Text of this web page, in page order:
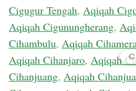
Cigugur Tengah, Aqiqah
Aqiqah Cigunungherang,
Cihambulu, Aqiqah
Aqiqah Cihanjaro, Aqiqah
Cihanjuang, Aqiqah